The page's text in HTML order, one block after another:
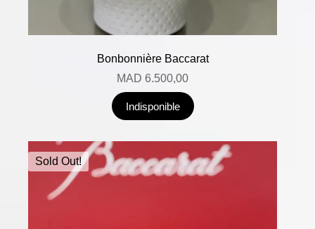
Bonbonnière Baccarat
MAD 6.500,00
Indisponible
Sold Out!